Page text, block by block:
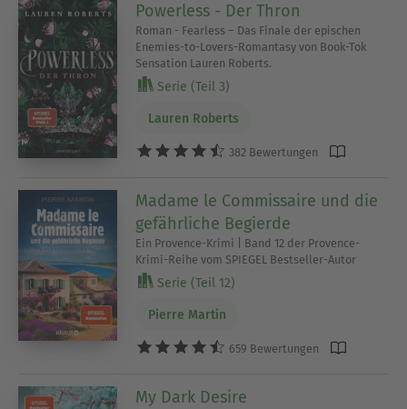
Powerless - Der Thron
Roman - Fearless – Das Finale der epischen
Enemies-to-Lovers-Romantasy von Book-Tok
Sensation Lauren Roberts.
Serie (Teil 3)
Lauren Roberts
382 Bewertungen
Madame le Commissaire und die
gefährliche Begierde
Ein Provence-Krimi | Band 12 der Provence-
Krimi-Reihe vom SPIEGEL Bestseller-Autor
Serie (Teil 12)
Pierre Martin
659 Bewertungen
My Dark Desire